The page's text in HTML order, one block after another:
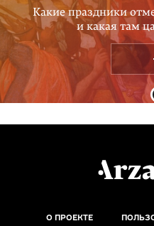
Какие праздники
и какая там
О ПРОЕКТЕ